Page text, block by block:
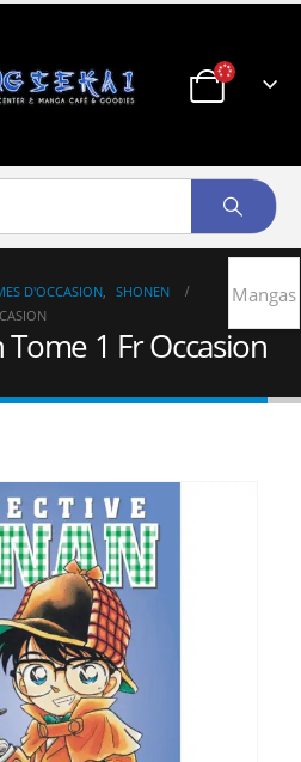
D'OCCASION
SHONEN
1 Fr Occasion
Mangas